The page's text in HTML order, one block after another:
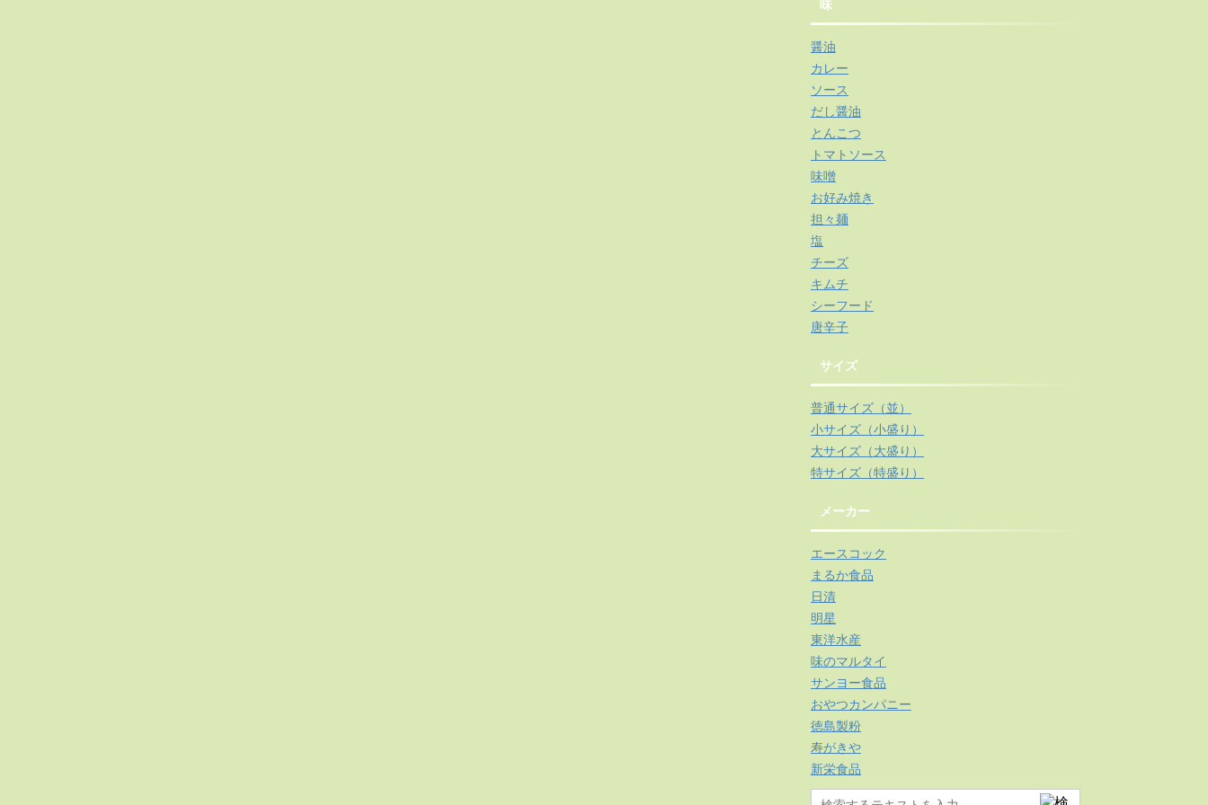
味
醤油
カレー
ソース
だし醤油
とんこつ
トマトソース
味噌
お好み焼き
担々麺
塩
チーズ
キムチ
シーフード
唐辛子
サイズ
普通サイズ（並）
小サイズ（小盛り）
大サイズ（大盛り）
特サイズ（特盛り）
メーカー
エースコック
まるか食品
日清
明星
東洋水産
味のマルタイ
サンヨー食品
おやつカンパニー
徳島製粉
寿がきや
新栄食品